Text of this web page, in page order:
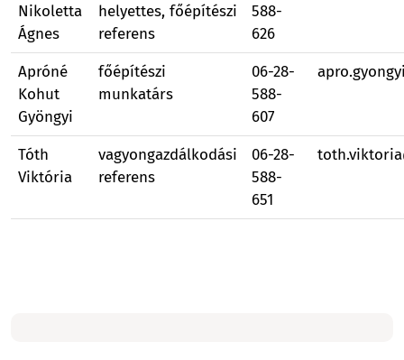
Nikoletta
Ágnes
helyettes, főépítészi
referens
588-
626
Apróné
Kohut
Gyöngyi
főépítészi
munkatárs
06-28-
588-
607
Tóth
Viktória
vagyongazdálkodási
referens
06-28-
588-
651